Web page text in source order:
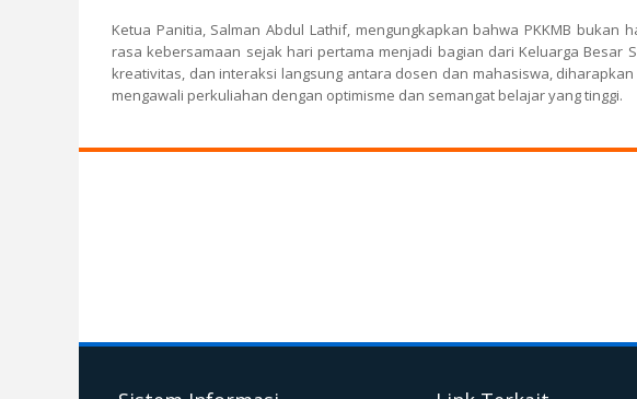
Ketua Panitia, Salman Abdul Lathif, mengungkapkan bahwa PKKMB
rasa kebersamaan sejak hari pertama menjadi bagian dari Keluarga Besar
kreativitas, dan interaksi langsung antara dosen dan mahasiswa,
mengawali perkuliahan dengan optimisme dan semangat belajar yang tinggi.